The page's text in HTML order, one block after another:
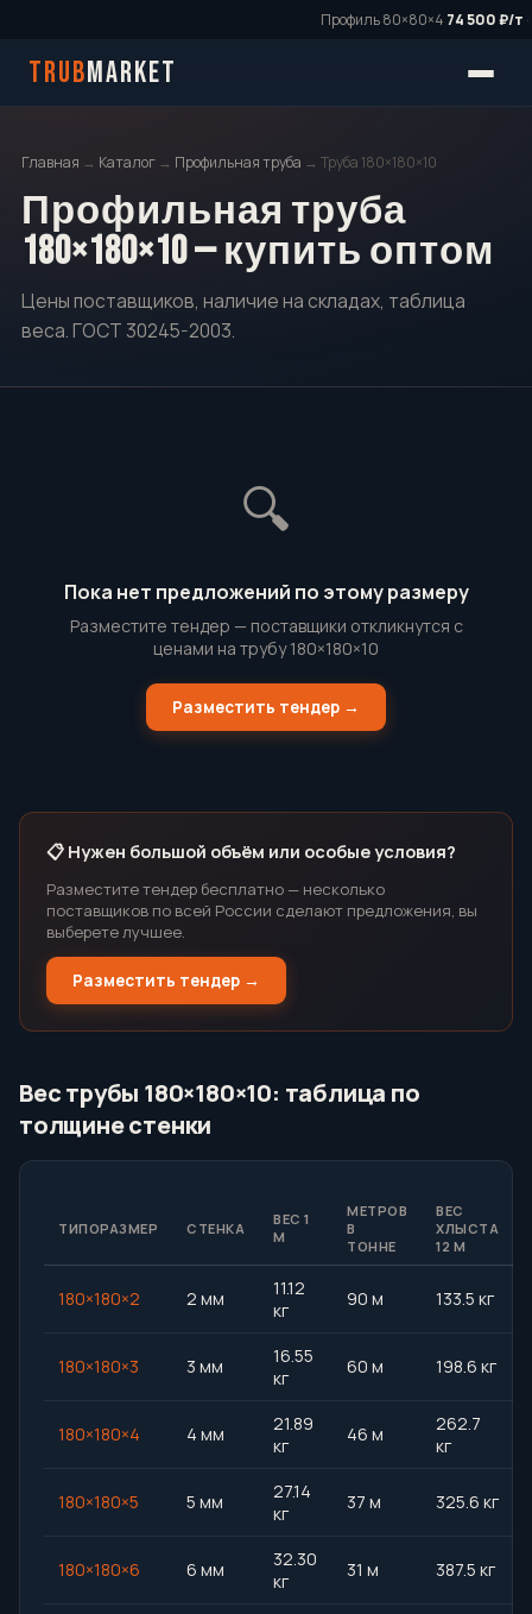
Профиль 80×80×474 500 ₽/т·
TRUBMARKET
Главная → Каталог → Профильная труба → Труба 180×180×10
Профильная труба
180×180×10 — купить оптом
Цены поставщиков, наличие на складах, таблица
веса. ГОСТ 30245-2003.
🔍
Пока нет предложений по этому размеру
Разместите тендер — поставщики откликнутся с
ценами на трубу 180×180×10
Разместить тендер →
📋 Нужен большой объём или особые условия?
Разместите тендер бесплатно — несколько
поставщиков по всей России сделают предложения, вы
выберете лучшее.
Разместить тендер →
Вес трубы 180×180×10: таблица по
толщине стенки
ТИПОРАЗМЕР СТЕНКА
ВЕС 1
М
МЕТРОВ
В
ТОННЕ
ВЕС
ХЛЫСТА
12 М
180×180×2 2 мм
11.12
кг
90 м 133.5 кг
180×180×3 3 мм
16.55
кг
60 м 198.6 кг
180×180×4 4 мм
21.89
кг
46 м
262.7
кг
180×180×5 5 мм
27.14
кг
37 м 325.6 кг
180×180×6 6 мм
32.30
кг
31 м 387.5 кг